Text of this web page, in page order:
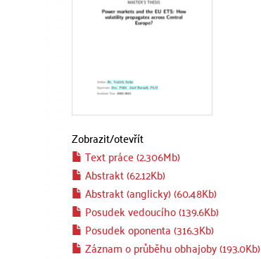
Zobrazit/otevřít
Text práce (2.306Mb)
Abstrakt (62.12Kb)
Abstrakt (anglicky) (60.48Kb)
Posudek vedoucího (139.6Kb)
Posudek oponenta (316.3Kb)
Záznam o průběhu obhajoby (193.0Kb)